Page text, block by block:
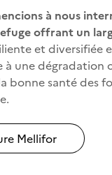
à nous
offrant un
et diversifiée
une dégradation
bonne santé des
Mellifor